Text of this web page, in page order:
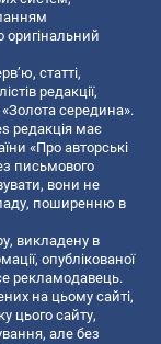
оригінальний
статті,
редакції,
середина».
редакція має
«Про авторські
письмового
вони не
поширенню в
викладену в
опублікованої
рекламодавець.
на цьому сайті,
цього сайту,
але без